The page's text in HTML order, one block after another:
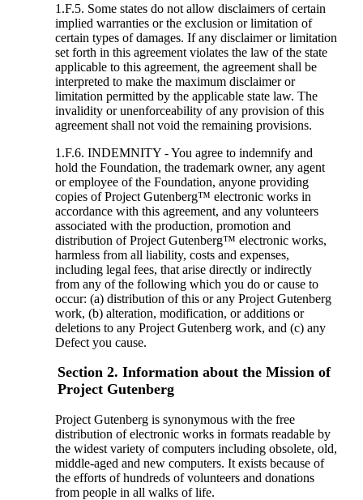
1.F.5. Some states do not allow disclaimers of certain
implied warranties or the exclusion or limitation of
certain types of damages. If any disclaimer or limitation
set forth in this agreement violates the law of the state
applicable to this agreement, the agreement shall be
interpreted to make the maximum disclaimer or
limitation permitted by the applicable state law. The
invalidity or unenforceability of any provision of this
agreement shall not void the remaining provisions.
1.F.6. INDEMNITY - You agree to indemnify and
hold the Foundation, the trademark owner, any agent
or employee of the Foundation, anyone providing
copies of Project Gutenberg™ electronic works in
accordance with this agreement, and any volunteers
associated with the production, promotion and
distribution of Project Gutenberg™ electronic works,
harmless from all liability, costs and expenses,
including legal fees, that arise directly or indirectly
from any of the following which you do or cause to
occur: (a) distribution of this or any Project Gutenberg
work, (b) alteration, modification, or additions or
deletions to any Project Gutenberg work, and (c) any
Defect you cause.
Section 2. Information about the Mission of
Project Gutenberg
Project Gutenberg is synonymous with the free
distribution of electronic works in formats readable by
the widest variety of computers including obsolete, old,
middle-aged and new computers. It exists because of
the efforts of hundreds of volunteers and donations
from people in all walks of life.